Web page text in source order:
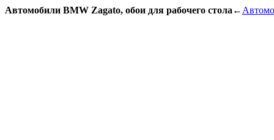
Автомобили BMW Zagato, обои для рабочего стола ←